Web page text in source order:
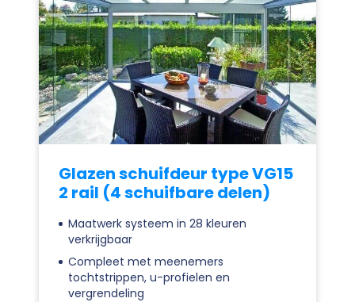
Glazen schuifdeur type VG15
2 rail (4 schuifbare delen)
Maatwerk systeem in 28 kleuren
verkrijgbaar
Compleet met meenemers
tochtstrippen, u-profielen en
vergrendeling